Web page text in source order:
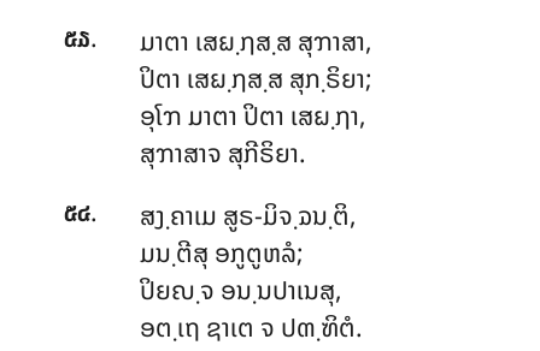
໕໓.
ມາຕາ ເສຏ຺ຐສ຺ສ ສຸຠາສາ,
ປິຕາ ເສຏ຺ຐສ຺ສ ສຸກ຺ຣິຍາ;
ອຸໂຠ ມາຕາ ປິຕາ ເສຏ຺ຐາ,
ສຸຠາສາຈ ສຸກີຣິຍາ.
໕໔.
ສງ຺ຄາເມ ສູຣ-ມິຈ຺ຉນ຺ຕິ,
ມນ຺ຕີສຸ ອກູຕູຫລໍ;
ປິຍຎ຺ຈ ອນ຺ນປາເນສຸ,
ອຕ຺ເຖ ຊາເຕ ຈ ປຓ຺ຑິຕໍ.